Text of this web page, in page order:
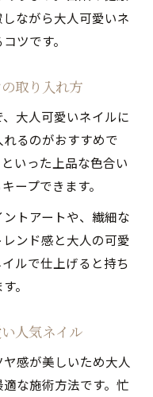
ながら大人可愛いネ
ツです。
取り入れ方
大人可愛いネイルに
るのがおすすめで
いった上品な色合い
ープできます。
トアートや、繊細な
ンド感と大人の可愛
ルで仕上げると持ち
。
人気ネイル
感が美しいため大人
な施術方法です。忙